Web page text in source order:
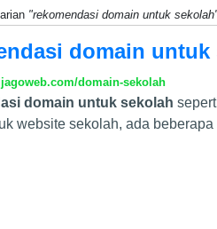
"rekomendasi domain untuk
domain untuk
domain-sekolah
domain untuk sekolah
website sekolah, ada